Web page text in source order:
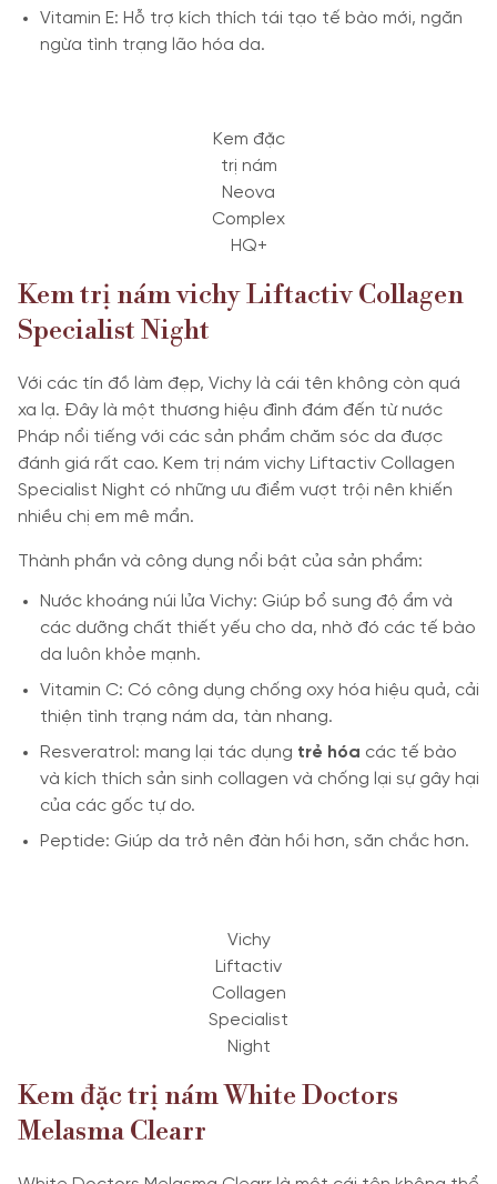
Vitamin E: Hỗ trợ kích thích tái tạo tế bào mới, ngăn
ngừa tình trạng lão hóa da.
Kem đặc
trị nám
Neova
Complex
HQ+
Kem trị nám vichy Liftactiv Collagen
Specialist Night
Với các tín đồ làm đẹp, Vichy là cái tên không còn quá
xa lạ. Đây là một thương hiệu đình đám đến từ nước
Pháp nổi tiếng với các sản phẩm chăm sóc da được
đánh giá rất cao. Kem trị nám vichy Liftactiv Collagen
Specialist Night có những ưu điểm vượt trội nên khiến
nhiều chị em mê mẩn.
Thành phần và công dụng nổi bật của sản phẩm:
Nước khoáng núi lửa Vichy: Giúp bổ sung độ ẩm và
các dưỡng chất thiết yếu cho da, nhờ đó các tế bào
da luôn khỏe mạnh.
Vitamin C: Có công dụng chống oxy hóa hiệu quả, cải
thiện tình trạng nám da, tàn nhang.
Resveratrol: mang lại tác dụng trẻ hóa các tế bào
và kích thích sản sinh collagen và chống lại sự gây hại
của các gốc tự do.
Peptide: Giúp da trở nên đàn hồi hơn, săn chắc hơn.
Vichy
Liftactiv
Collagen
Specialist
Night
Kem đặc trị nám White Doctors
Melasma Clearr